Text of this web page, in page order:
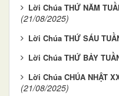
Lời Chúa THỨ NĂM
(21/08/2025)
Lời Chúa THỨ SÁU
Lời Chúa THỨ BẢY
Lời Chúa CHÚA NHẬT
(21/08/2025)